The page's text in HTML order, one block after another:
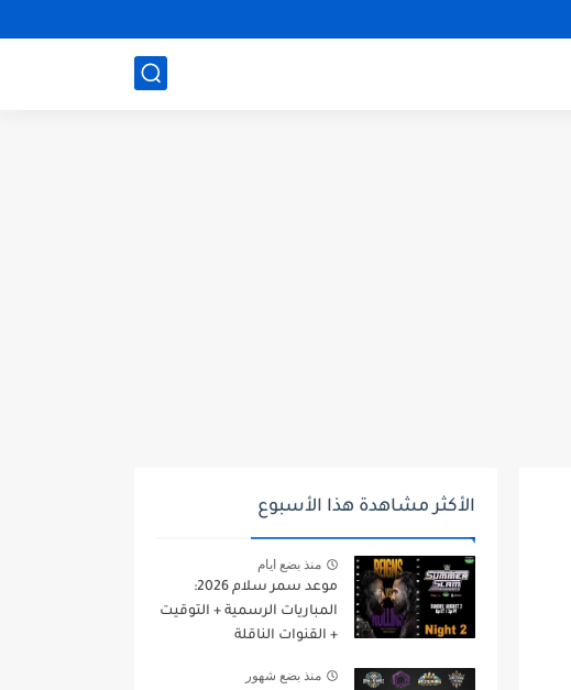
الأكثر مشاهدة هذا الأسبوع
منذ بضع ايام
موعد سمر سلام 2026:
المباريات الرسمية + التوقيت
+ القنوات الناقلة
منذ بضع شهور